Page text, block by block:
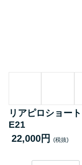
リアピロショー
E21
22,000円 (税抜)